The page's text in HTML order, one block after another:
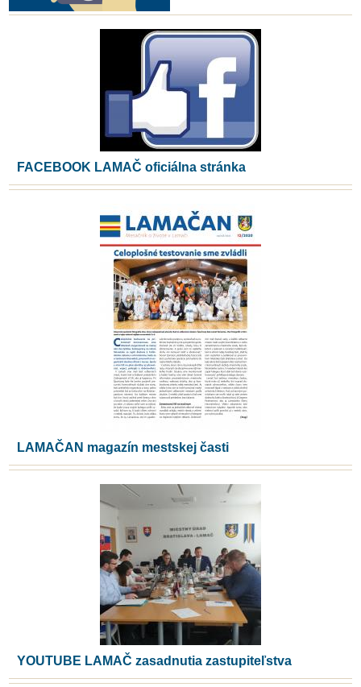
FACEBOOK LAMAČ oficiálna stránka
LAMAČAN magazín mestskej časti
YOUTUBE LAMAČ zasadnutia zastupiteľstva